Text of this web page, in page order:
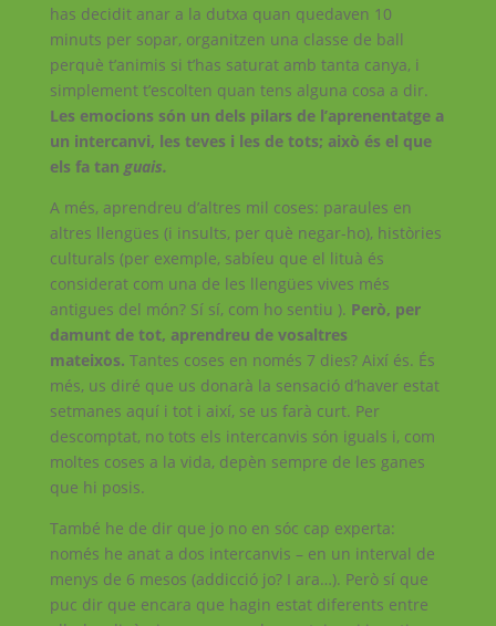
has decidit anar a la dutxa quan quedaven 10
minuts per sopar, organitzen una classe de ball
perquè t’animis si t’has saturat amb tanta canya, i
simplement t’escolten quan tens alguna cosa a dir.
Les emocions són un dels pilars de l’aprenentatge a
un intercanvi, les teves i les de tots; això és el que
els fa tan guais.
A més, aprendreu d’altres mil coses: paraules en
altres llengües (i insults, per què negar-ho), històries
culturals (per exemple, sabíeu que el lituà és
considerat com una de les llengües vives més
antigues del món? Sí sí, com ho sentiu ). Però, per
damunt de tot, aprendreu de vosaltres
mateixos. Tantes coses en només 7 dies? Així és. És
més, us diré que us donarà la sensació d’haver estat
setmanes aquí i tot i així, se us farà curt. Per
descomptat, no tots els intercanvis són iguals i, com
moltes coses a la vida, depèn sempre de les ganes
que hi posis.
També he de dir que jo no en sóc cap experta:
només he anat a dos intercanvis – en un interval de
menys de 6 mesos (addicció jo? I ara…). Però sí que
puc dir que encara que hagin estat diferents entre